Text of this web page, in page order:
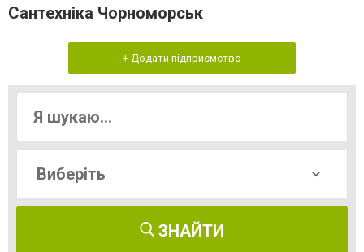
Сантехніка Чорноморськ
+ Додати підприємство
ЗНАЙТИ